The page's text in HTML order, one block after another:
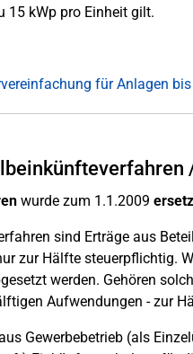
15 kWp pro Einheit gilt.
für Anlagen
wurde zum 1.1.2009
sind Erträge aus
zur Hälfte steuerpflichtig.
werden. Gehören
Aufwendungen - zur
Gewerbebetrieb (als